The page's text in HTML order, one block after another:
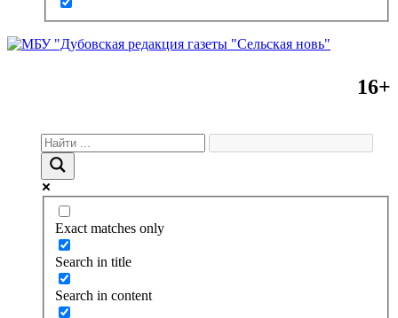
16+
Exact matches only
Search in title
Search in content